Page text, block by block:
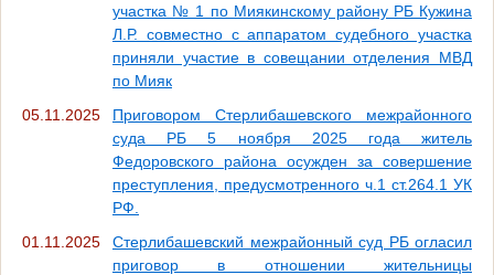
участка № 1 по Миякинскому району РБ Кужина
Л.Р. совместно с аппаратом судебного участка
приняли участие в совещании отделения МВД
по Мияк
05.11.2025
Приговором Стерлибашевского межрайонного
суда РБ 5 ноября 2025 года житель
Федоровского района осужден за совершение
преступления, предусмотренного ч.1 ст.264.1 УК
РФ.
01.11.2025
Стерлибашевский межрайонный суд РБ огласил
приговор в отношении жительницы